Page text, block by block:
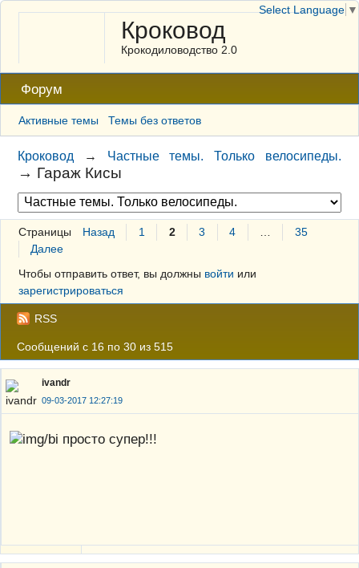
Кроковод
Крокодиловодство 2.0
Форум
Активные темы Темы без ответов
Кроковод → Частные темы. Только велосипеды.
→ Гараж Кисы
Страницы Назад 1 2 3 4
35
Далее
Чтобы отправить ответ, вы должны войти или
зарегистрироваться
RSS
Сообщений с 16 по 30 из 515
ivandr
09-03-2017 12:27:19
просто супер!!!
Select Language ▼